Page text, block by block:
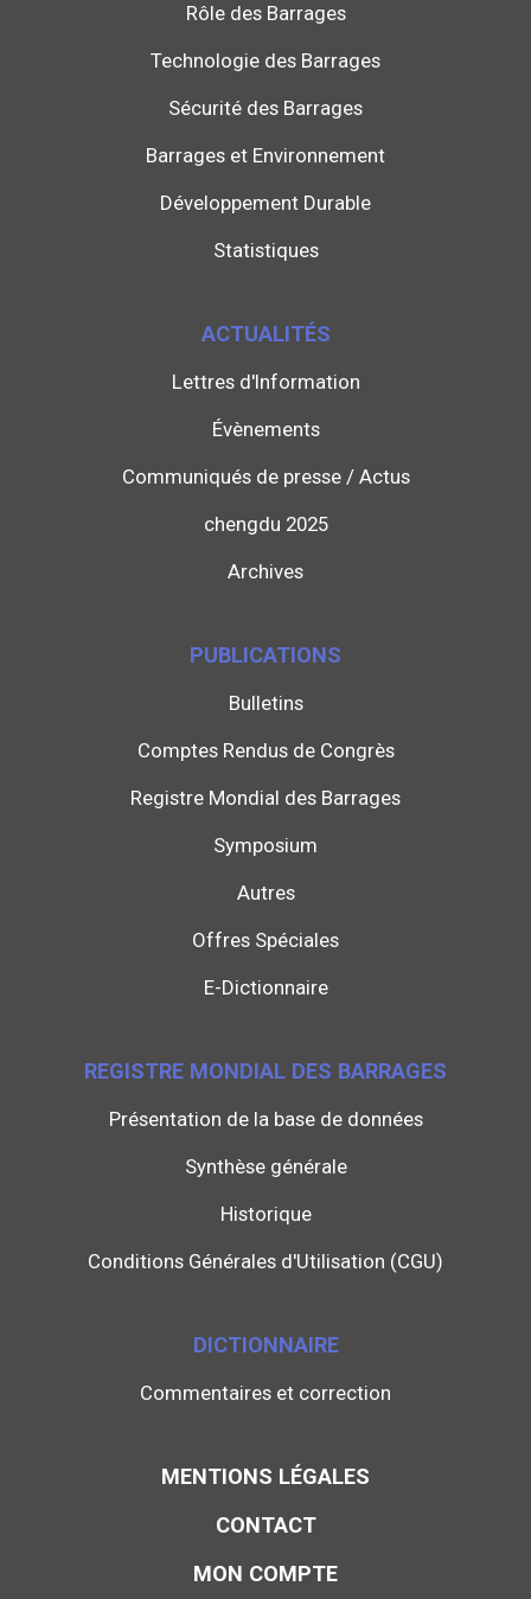
Rôle des Barrages
Technologie des Barrages
Sécurité des Barrages
Barrages et Environnement
Développement Durable
Statistiques
ACTUALITÉS
Lettres d'Information
Évènements
Communiqués de presse / Actus
chengdu 2025
Archives
PUBLICATIONS
Bulletins
Comptes Rendus de Congrès
Registre Mondial des Barrages
Symposium
Autres
Offres Spéciales
E-Dictionnaire
REGISTRE MONDIAL DES BARRAGES
Présentation de la base de données
Synthèse générale
Historique
Conditions Générales d'Utilisation (CGU)
DICTIONNAIRE
Commentaires et correction
MENTIONS LÉGALES
CONTACT
MON COMPTE